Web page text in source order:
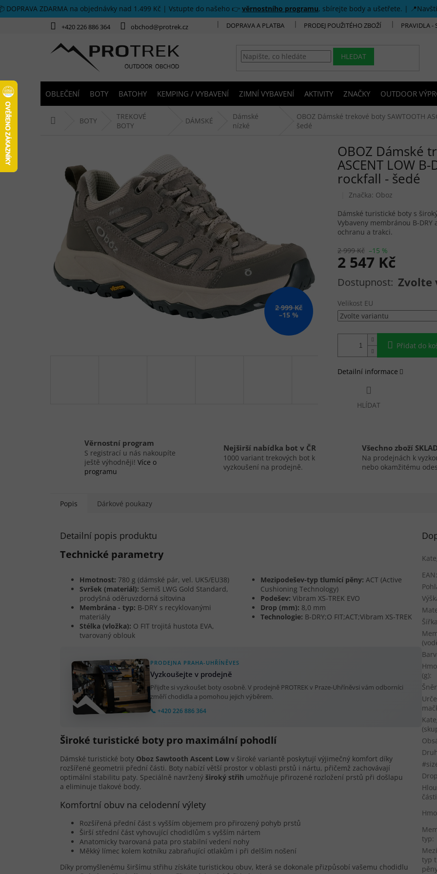
Přejít na obsah
DOPRAVA ZDARMA na objednávky nad 1.499 Kč | Vstupte do našeho 👉 věrnostního programu, sbírejte body a ušetřete. |
+420 226 886 364 obchod@protrek.cz DOPRAVA A PLATBA PRODEJ POUŽITÉHO ZBOŽÍ PRAVIDLA -
HLEDAT
OBLEČENÍ BOTY BATOHY KEMPING / VYBAVENÍ ZIMNÍ VYBAVENÍ AKTIVITY ZNAČKY OUTDOOR
BOTY
TREKOVÉ
BOTY
DÁMSKÉ
Dámské
nízké
OBOZ Dámské trekové boty SAWTOOTH
šedé
2 999 Kč
–15 %
OBOZ Dámské
ASCENT LOW B-
rockfall - šedé
Značka: Oboz
2 999 Kč –15 %
2 547 Kč
Měrná cena: Zvolte
Velikost EU
Přidat do
Dámské turistické boty s
Vybaveny membránou B-DRY
ochranu a trakci.
Detailní informace
HLÍDAT
Věrnostní program
S registrací u nás nakoupíte
ještě výhodněji! Více o
programu
Nejširší nabídka bot v ČR
1000 variant trekových bot k
vyzkoušení na prodejně.
Všechno zboží
Na prodejnách k
nebo okamžitému
Popis Dárkové poukazy
Detailní popis produktu
Technické parametry
Hmotnost: 780 g (dámské pár, vel. UK5/EU38)
Svršek (materiál): Semiš LWG Gold Standard,
prodyšná oděruvzdorná síťovina
Membrána - typ: B-DRY s recyklovanými
materiály
Stélka (vložka): O FIT trojitá hustota EVA,
tvarovaný oblouk
Mezipodešev-typ tlumící pěny: ACT (Active
Cushioning Technology)
Podešev: Vibram XS-TREK EVO
Drop (mm): 8,0 mm
Technologie: B-DRY;O FIT;ACT;Vibram XS-TREK
PRODEJNA PRAHA-UHŘÍNĚVES
Vyzkoušejte v prodejně
Přijďte si vyzkoušet boty osobně. V prodejně PROTREK v Praze-Uhříněvsi vám odborníci
změří chodidla a pomohou jejich výběrem.
📞 +420 226 886 364
Široké turistické boty pro maximální pohodlí
Dámské turistické boty Oboz Sawtooth Ascent Low v široké variantě poskytují výjimečný komfort díky
rozšířené geometrii přední části. Boty nabízí větší prostor v oblasti prstů i nártu, přičemž zachovávají
optimální stabilitu paty. Speciálně navržený široký střih umožňuje přirozené rozložení prstů při došlapu
a eliminuje tlakové body.
Komfortní obuv na celodenní výlety
Rozšířená přední část s vyšším objemem pro přirozený pohyb prstů
Širší střední část vyhovující chodidlům s vyšším nártem
Anatomicky tvarovaná pata pro stabilní vedení nohy
Měkký límec kolem kotníku zabraňující otlakům i při delším nošení
Díky promyšlenému širšímu střihu získáte turistickou obuv, která se dokonale přizpůsobí vašemu chodidlu
EAN
(g):
části
typ:
typ